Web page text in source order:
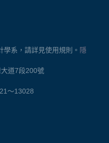
系，請詳見使用規則。 隱
道7段200號
～13028